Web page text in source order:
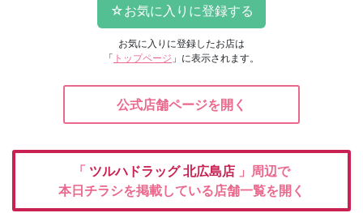
お気に入りに登録したお店は
「 トップページ 」に表示されます。
公式店舗ページを開く
「 ツルハドラッグ北広島店 」周辺で
本日チラシを掲載している店舗一覧を開く